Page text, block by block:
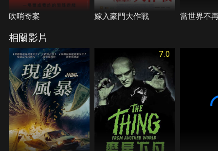
吹哨奇案 嫁入豪門大作戰 當世界不
相關影片
7.0